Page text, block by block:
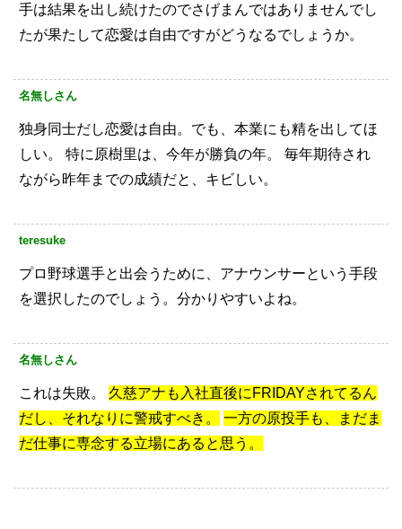
手は結果を出し続けたのでさげまんではありませんでし
たが果たして恋愛は自由ですがどうなるでしょうか。
名無しさん
独身同士だし恋愛は自由。でも、本業にも精を出してほ
しい。
特に原樹里は、今年が勝負の年。
毎年期待され
ながら昨年までの成績だと、キビしい。
teresuke
プロ野球選手と出会うために、アナウンサーという手段
を選択したのでしょう。分かりやすいよね。
名無しさん
これは失敗。
久慈アナも入社直後にFRIDAYされてるん
だし、それなりに警戒すべき。
一方の原投手も、まだま
だ仕事に専念する立場にあると思う。